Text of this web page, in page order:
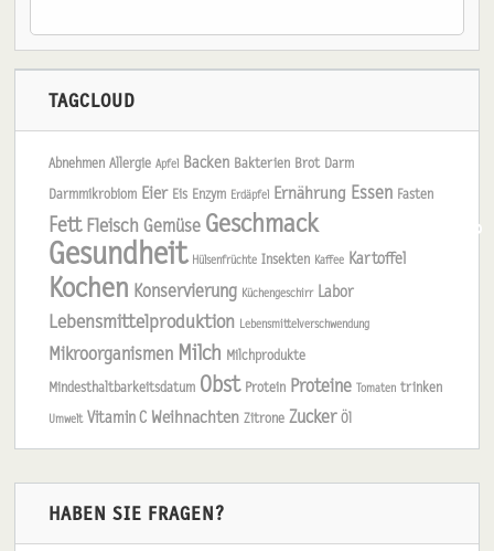
TAGCLOUD
Abnehmen Allergie Apfel Backen Bakterien Brot Darm
Darmmikrobiom Eier Eis Enzym Erdäpfel Ernährung Essen Fasten
Fett Fleisch Gemüse Geschmack
Gesundheit Hülsenfrüchte Insekten Kaffee Kartoffel
Kochen Konservierung Küchengeschirr Labor
Lebensmittelproduktion Lebensmittelverschwendung
Mikroorganismen Milch Milchprodukte
Mindesthaltbarkeitsdatum Obst Protein Proteine Tomaten trinken
Umwelt Vitamin C Weihnachten Zitrone Zucker Öl
HABEN SIE FRAGEN?